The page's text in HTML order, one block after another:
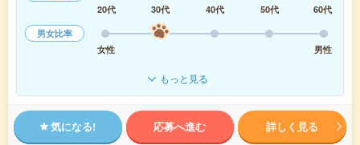
20代
30代 40代 50代
60代
男女比率
女性
男性
もっと見る
気になる! 応募へ進む 詳しく見る